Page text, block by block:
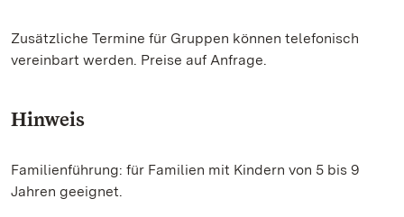
Zusätzliche Termine für Gruppen können telefonisch
vereinbart werden. Preise auf Anfrage.
Hinweis
Familienführung: für Familien mit Kindern von 5 bis 9
Jahren geeignet.